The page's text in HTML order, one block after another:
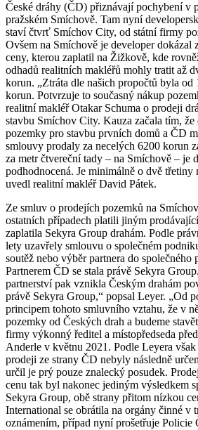
České dráhy (ČD) přiznávají pochybení v
pražském Smíchově. Tam nyní
staví čtvrť Smíchov City, od státní firmy
Ovšem na Smíchově je developer dokázal
ceny, kterou zaplatil na Žižkově, kde
odhadů realitních makléřů mohly tratit až
korun. „Ztráta dle našich propočtů byla od
korun. Potvrzuje to současný nákup
realitní makléř Otakar Schuma o prodeji
stavbu Smíchov City. Kauza začala tím,
pozemky pro stavbu prvních domů a ČD
smlouvy prodaly za necelých 6200 korun
za metr čtvereční tady – na Smíchově – je
podhodnocená. Je minimálně o dvě třetiny
uvedl realitní makléř David Pátek.
Ze smluv o prodejích pozemků na
ostatních případech platili jiným
zaplatila Sekyra Group drahám. Podle
lety uzavřely smlouvu o společném
soutěž nebo výběr partnera do společného
Partnerem ČD se stala právě Sekyra
partnerství pak vznikla Českým drahám
právě Sekyra Group,“ popsal Leyer. „Od
principem tohoto smluvního vztahu, že v
pozemky od Českých drah a budeme
firmy výkonný ředitel a místopředseda
Anderle v květnu 2021. Podle Leyera
prodeji ze strany ČD nebyly následně
určil je prý pouze znalecký posudek.
cenu tak byl nakonec jediným výsledkem
Sekyra Group, obě strany přitom nízkou
International se obrátila na orgány činné v
oznámením, případ nyní prošetřuje Policie